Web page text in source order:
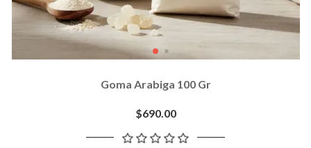
Goma Arabiga 100 Gr
$690.00